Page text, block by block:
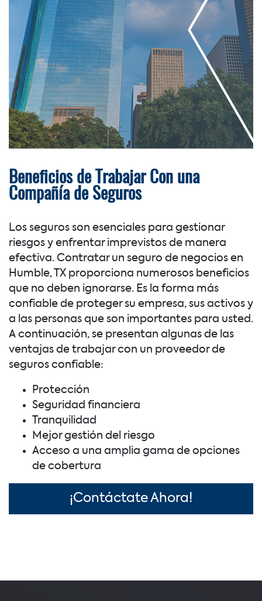
Beneficios de Trabajar Con una
Compañía de Seguros
Los seguros son esenciales para gestionar
riesgos y enfrentar imprevistos de manera
efectiva. Contratar un seguro de negocios en
Humble, TX proporciona numerosos beneficios
que no deben ignorarse. Es la forma más
confiable de proteger su empresa, sus activos y
a las personas que son importantes para usted.
A continuación, se presentan algunas de las
ventajas de trabajar con un proveedor de
seguros confiable:
Protección
Seguridad financiera
Tranquilidad
Mejor gestión del riesgo
Acceso a una amplia gama de opciones
de cobertura
¡Contáctate Ahora!